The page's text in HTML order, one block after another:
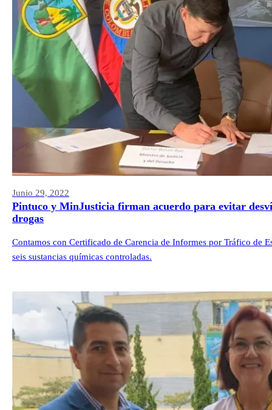
Junio 29, 2022
Pintuco y MinJusticia firman acuerdo para evitar
drogas
Contamos con Certificado de Carencia de Informes por Tráfico de
seis sustancias químicas controladas.